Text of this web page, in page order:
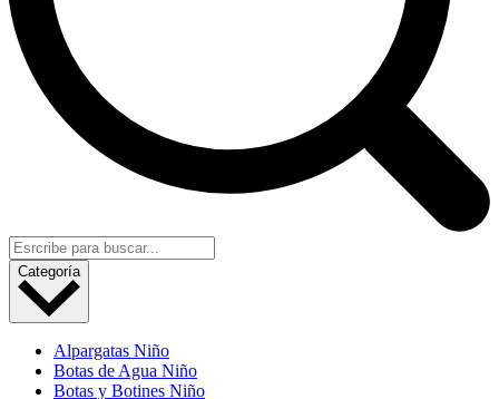
Categoría
Alpargatas Niño
Botas de Agua Niño
Botas y Botines Niño